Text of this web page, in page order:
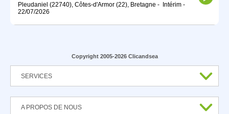
Pleudaniel (22740), Côtes-d'Armor (22), Bretagne - Intérim -
22/07/2026
Copyright 2005-2026 Clicandsea
SERVICES
A PROPOS DE NOUS